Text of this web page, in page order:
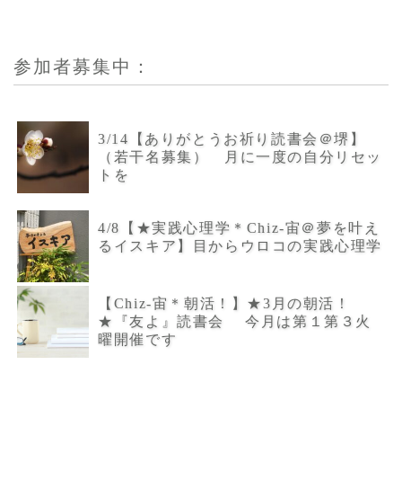
参加者募集中：
3/14【ありがとうお祈り読書会＠堺】
（若干名募集） 月に一度の自分リセッ
トを
4/8【★実践心理学＊Chiz-宙＠夢を叶え
るイスキア】目からウロコの実践心理学
【Chiz-宙＊朝活！】★3月の朝活！
★『友よ』読書会 今月は第１第３火
曜開催です